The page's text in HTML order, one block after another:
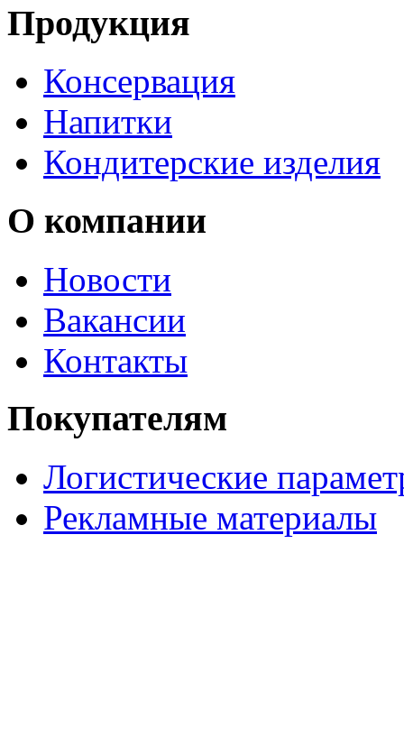
Продукция
Консервация
Напитки
Кондитерские изделия
О компании
Новости
Вакансии
Контакты
Покупателям
Логистические
Рекламные материалы